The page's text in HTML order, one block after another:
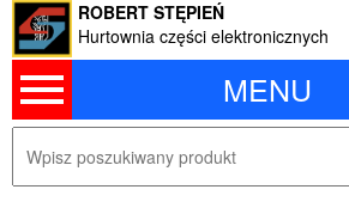
MENU
ROBERT STĘPIEŃ
Hurtownia części elektronicznych